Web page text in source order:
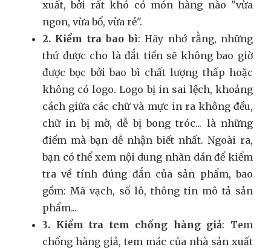
xuất, bởi rất khó có món hàng nào "vừa
ngon, vừa bổ, vừa rẻ".
2. Kiểm tra bao bì: Hãy nhớ rằng, những
thứ được cho là đắt tiền sẽ không bao giờ
được bọc bởi bao bì chất lượng thấp hoặc
không có logo. Logo bị in sai lệch, khoảng
cách giữa các chữ và mực in ra không đều,
chữ in bị mờ, dễ bị bong tróc... là những
điểm mà bạn dễ nhận biết nhất. Ngoài ra,
bạn có thể xem nội dung nhãn dán để kiểm
tra về tính đúng đắn của sản phẩm, bao
gồm: Mã vạch, số lô, thông tin mô tả sản
phẩm...
3. Kiểm tra tem chống hàng giả: Tem
chống hàng giả, tem mác của nhà sản xuất